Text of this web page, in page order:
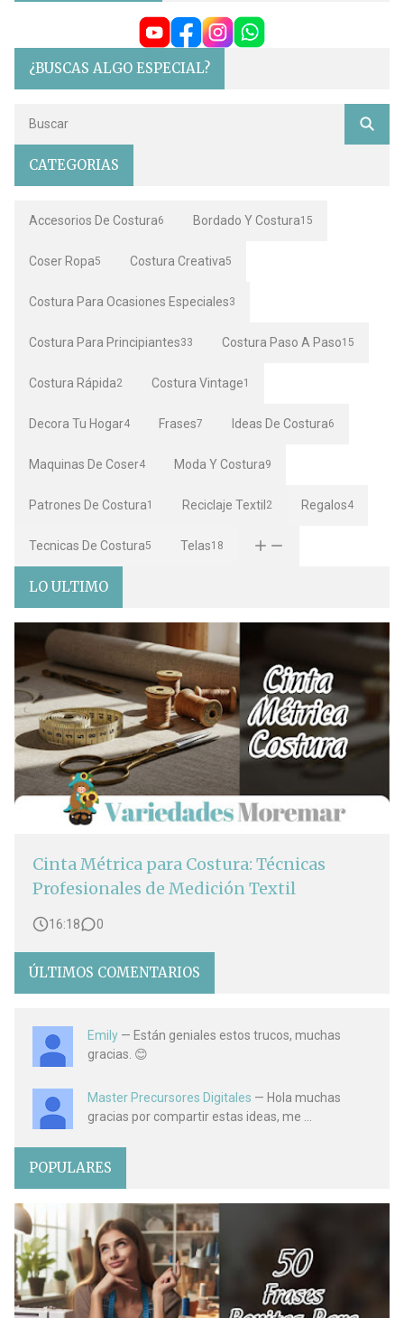
¿BUSCAS ALGO ESPECIAL?
CATEGORIAS
Accesorios De Costura6 Bordado Y Costura15
Coser Ropa5 Costura Creativa5
Costura Para Ocasiones Especiales3
Costura Para Principiantes33 Costura Paso A Paso15
Costura Rápida2 Costura Vintage1
Decora Tu Hogar4 Frases7 Ideas De Costura6
Maquinas De Coser4 Moda Y Costura9
Patrones De Costura1 Reciclaje Textil 2 Regalos4
Tecnicas De Costura5 Telas18
LO ULTIMO
Cinta Métrica para Costura: Técnicas
Profesionales de Medición Textil
16:18 0
ÚLTIMOS COMENTARIOS
Emily — Están geniales estos trucos, muchas
gracias. 😊
Master Precursores Digitales — Hola muchas
gracias por compartir estas ideas, me ...
POPULARES